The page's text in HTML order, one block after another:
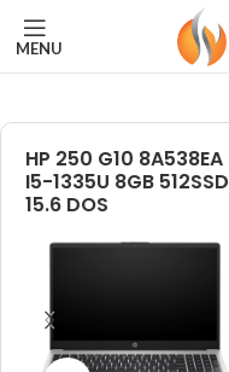
MENU
HP 250 G10 8A538EA
I5-1335U 8GB 512SSD
15.6 DOS